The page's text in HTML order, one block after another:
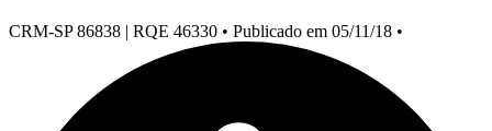
CRM-SP 86838 | RQE 46330 • Publicado em 05/11/18 •